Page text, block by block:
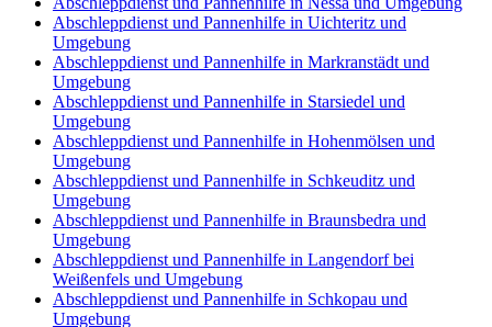
Abschleppdienst und Pannenhilfe in Uichteritz und
Umgebung
Abschleppdienst und Pannenhilfe in Markranstädt und
Umgebung
Abschleppdienst und Pannenhilfe in Starsiedel und
Umgebung
Abschleppdienst und Pannenhilfe in Hohenmölsen und
Umgebung
Abschleppdienst und Pannenhilfe in Schkeuditz und
Umgebung
Abschleppdienst und Pannenhilfe in Braunsbedra und
Umgebung
Abschleppdienst und Pannenhilfe in Langendorf bei
Weißenfels und Umgebung
Abschleppdienst und Pannenhilfe in Schkopau und
Umgebung